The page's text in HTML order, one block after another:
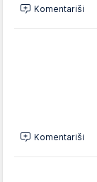
Komentariši
Komentariši